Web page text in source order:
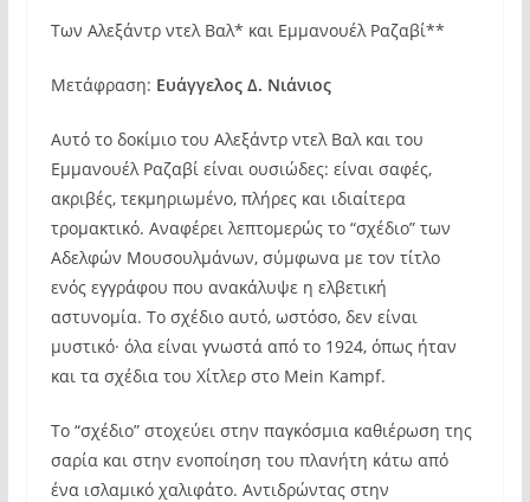
Των Αλεξάντρ ντελ Βαλ* και Εμμανουέλ Ραζαβί**
Mετάφραση: Ευάγγελος Δ. Νιάνιος
Αυτό το δοκίμιο του Aλεξάντρ ντελ Βαλ και του
Eμμανουέλ Ραζαβί είναι ουσιώδες: είναι σαφές,
ακριβές, τεκμηριωμένο, πλήρες και ιδιαίτερα
τρομακτικό. Αναφέρει λεπτομερώς το “σχέδιο” των
Αδελφών Μουσουλμάνων, σύμφωνα με τον τίτλο
ενός εγγράφου που ανακάλυψε η ελβετική
αστυνομία. Το σχέδιο αυτό, ωστόσο, δεν είναι
μυστικό· όλα είναι γνωστά από το 1924, όπως ήταν
και τα σχέδια του Χίτλερ στο Mein Kampf.
Το “σχέδιο” στοχεύει στην παγκόσμια καθιέρωση της
σαρία και στην ενοποίηση του πλανήτη κάτω από
ένα ισλαμικό χαλιφάτο. Αντιδρώντας στην